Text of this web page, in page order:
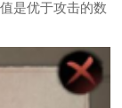
是优于攻击的数